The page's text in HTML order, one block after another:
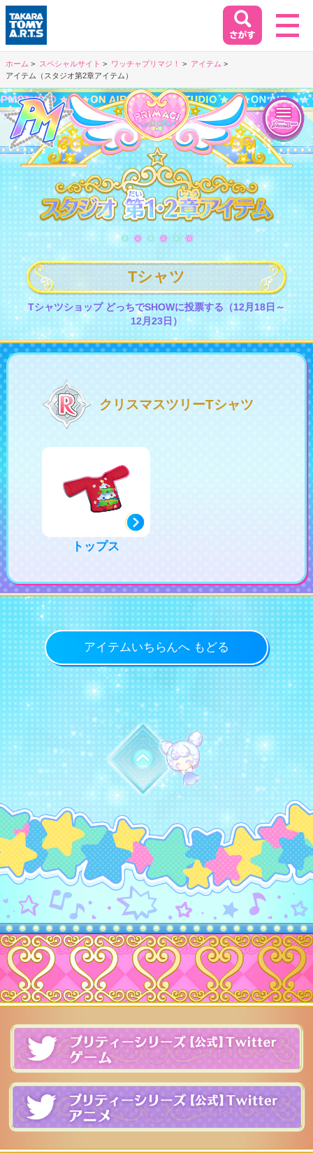
ホーム
HOME
商品情報
PRODUCT
イベント&キャンペーン
EVENT&CAMPAIGN
お客様相談室
SUPPORT
会社情報 採用情報
プレスリリース よくあるご質問
ビジネスのお客様
閉じる
ホーム スペシャルサイト ワッチャプリマジ！
アイテム
アイテム（スタジオ第2章アイテム）
第2P02章
Tシャツ
Tシャツショップ どっちでSHOWに投票する（12月18日～
12月23日）
クリスマスツリーTシャツ
トップス
アイテムいちらんへ もどる
トップに戻る